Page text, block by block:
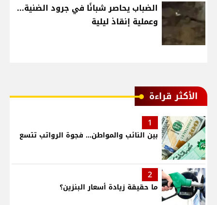
الضباب يحاصر شبانًا في جرود الضنية...
وعملية إنقاذ ليلية
الأكثر قراءة
1
بين النائب والمواطن... فجوة الرواتب تتسع
2
ما حقيقة زيادة أسعار البنزين؟